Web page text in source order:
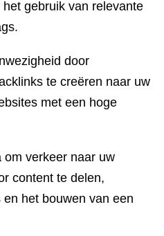
gebruik van relevante
door
te creëren naar uw
met een hoge
om verkeer naar uw
content te delen,
het bouwen van een